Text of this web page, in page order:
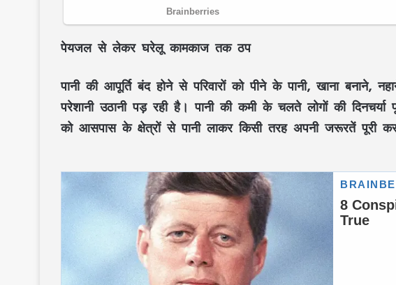
पेयजल से लेकर घरेलू कामकाज तक ठप
पानी की आपूर्ति बंद होने से परिवारों को पीने के पानी, खाना बनाने,
परेशानी उठानी पड़ रही है। पानी की कमी के चलते लोगों की दिनचर्या
को आसपास के क्षेत्रों से पानी लाकर किसी तरह अपनी जरूरतें पूरी